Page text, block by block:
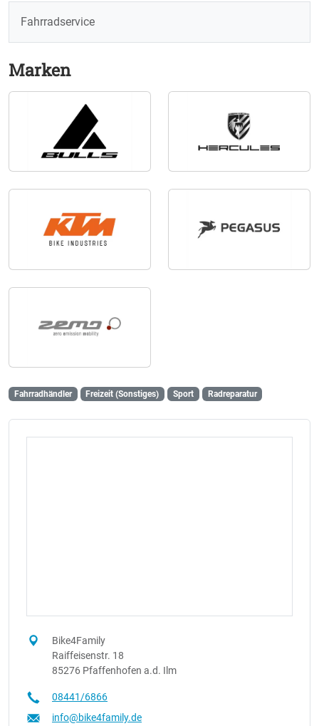
Fahrradservice
Marken
Fahrradhändler Freizeit (Sonstiges) Sport Radreparatur
Bike4Family
Raiffeisenstr. 18
85276 Pfaffenhofen a.d. Ilm
08441/6866
info@bike4family.de